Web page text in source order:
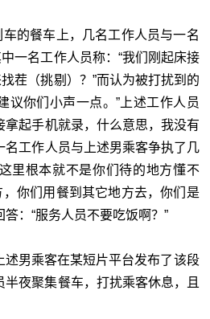
的餐车上，几名工作人员与一名
一名工作人员称：“我们刚起床接
茬（挑剔）？”而认为被打扰到的
议你们小声一点。”上述工作人员
拿起手机就录，什么意思，我没有
名工作人员与上述男乘客争执了几
里根本就不是你们待的地方懂不
你们用餐到其它地方去，你们是
：“服务人员不要吃饭啊？”
述男乘客在某短片平台发布了该段
夜聚集餐车，打扰乘客休息，且